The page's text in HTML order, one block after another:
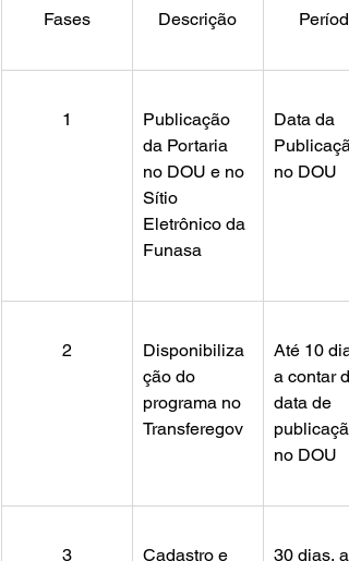
Fases Descrição Período
1
Publicação
da Portaria
no DOU e no
Sítio
Eletrônico da
Funasa
Data da
no DOU
2
Disponibiliza
ção do
programa no
Transferegov
Até 10
a contar
data de
no DOU
3 Cadastro e 30 dias, a